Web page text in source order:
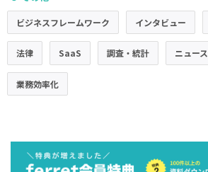
ビジネスフレームワーク インタビュー
法律 SaaS 調査・統計 ニュース
業務効率化